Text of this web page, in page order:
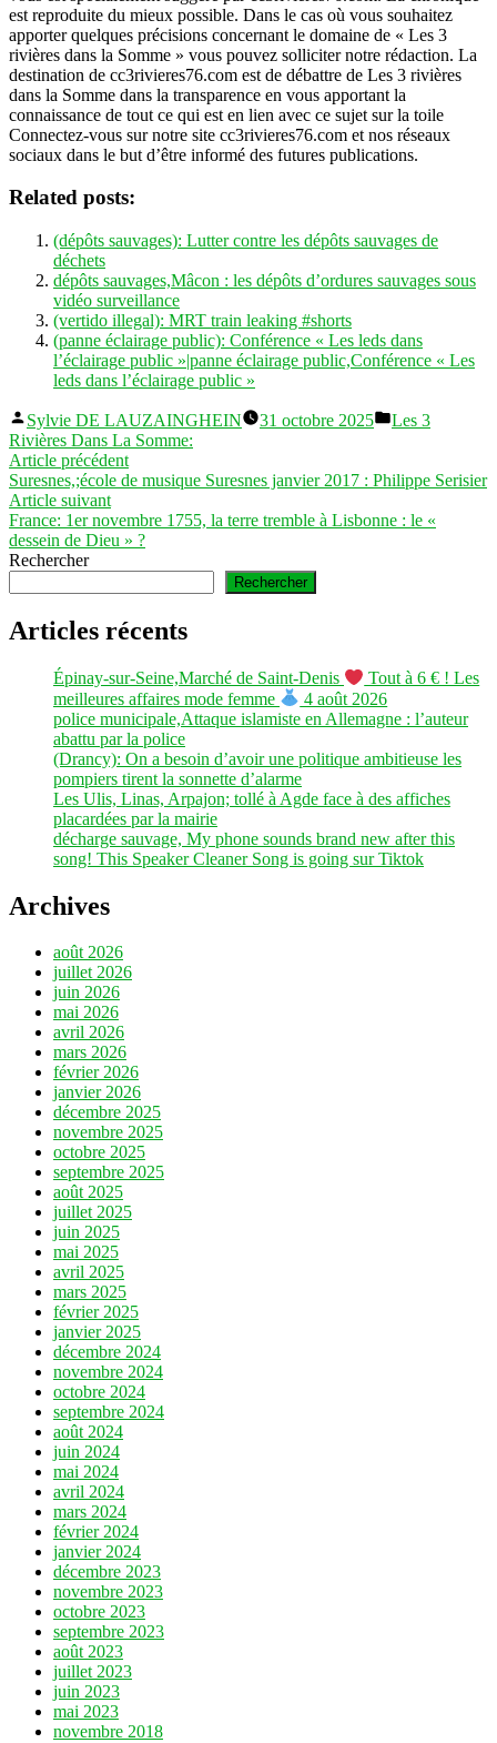
est reproduite du mieux possible. Dans le cas où vous souhaitez
apporter quelques précisions concernant le domaine de « Les 3
rivières dans la Somme » vous pouvez solliciter notre rédaction. La
destination de cc3rivieres76.com est de débattre de Les 3 rivières
dans la Somme dans la transparence en vous apportant la
connaissance de tout ce qui est en lien avec ce sujet sur la toile
Connectez-vous sur notre site cc3rivieres76.com et nos réseaux
sociaux dans le but d’être informé des futures publications.
Related posts:
(dépôts sauvages): Lutter contre les dépôts sauvages de
déchets
dépôts sauvages,Mâcon : les dépôts d’ordures sauvages sous
vidéo surveillance
(vertido illegal): MRT train leaking #shorts
(panne éclairage public): Conférence « Les leds dans
l’éclairage public »|panne éclairage public,Conférence « Les
leds dans l’éclairage public »
Publié
par
Sylvie DE LAUZAINGHEIN 31 octobre 2025
Publié
Les 3
Rivières Dans La Somme:
Navigation
de
l’article
Article précédentArticle
précédent :
Suresnes,;école de musique Suresnes janvier 2017 : Philippe Serisier
Article suivantArticle
suivant :
France: 1er novembre 1755, la terre tremble à Lisbonne : le «
dessein de Dieu » ?
Rechercher
Rechercher
Articles récents
Épinay-sur-Seine,Marché de Saint-Denis
Tout à 6 € ! Les
meilleures affaires mode femme
4 août 2026
police municipale,Attaque islamiste en Allemagne : l’auteur
abattu par la police
(Drancy): On a besoin d’avoir une politique ambitieuse les
pompiers tirent la sonnette d’alarme
Les Ulis, Linas, Arpajon; tollé à Agde face à des affiches
placardées par la mairie
décharge sauvage, My phone sounds brand new after this
song! This Speaker Cleaner Song is going sur Tiktok
Archives
août 2026
juillet 2026
juin 2026
mai 2026
avril 2026
mars 2026
février 2026
janvier 2026
décembre 2025
novembre 2025
octobre 2025
septembre 2025
août 2025
juillet 2025
juin 2025
mai 2025
avril 2025
mars 2025
février 2025
janvier 2025
décembre 2024
novembre 2024
octobre 2024
septembre 2024
août 2024
juin 2024
mai 2024
avril 2024
mars 2024
février 2024
janvier 2024
décembre 2023
novembre 2023
octobre 2023
septembre 2023
août 2023
juillet 2023
juin 2023
mai 2023
novembre 2018